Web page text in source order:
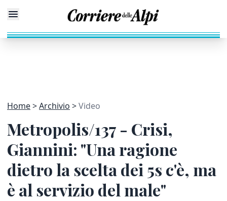
Home Archivio Video
Metropolis/137 - Crisi,
Giannini: "Una ragione
dietro la scelta dei 5s c'è, ma
è al servizio del male"